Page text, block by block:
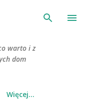
warto i z
dom
Więcej…